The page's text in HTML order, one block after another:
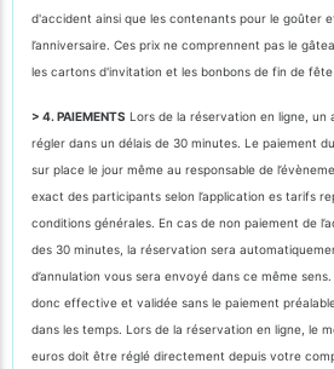
d'accident ainsi que les contenants pour le goûter
l’anniversaire. Ces prix ne comprennent pas le
les cartons d'invitation et les bonbons de fin de
> 4. PAIEMENTS Lors de la réservation en ligne, un
régler dans un délais de 30 minutes. Le paiement
sur place le jour même au responsable de
exact des participants selon l’application es tarifs
conditions générales. En cas de non paiement de
des 30 minutes, la réservation sera
d’annulation vous sera envoyé dans ce même
donc effective et validée sans le paiement
dans les temps. Lors de la réservation en ligne, le
euros doit être réglé directement depuis votre